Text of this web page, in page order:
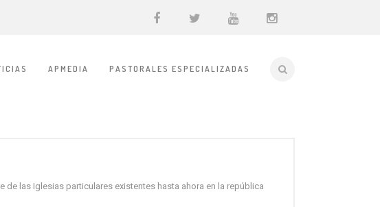
APMEDIA PASTORALES ESPECIALIZADAS
de las Iglesias particulares existentes hasta ahora en la república